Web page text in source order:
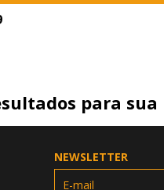
para
NEWSLETTER